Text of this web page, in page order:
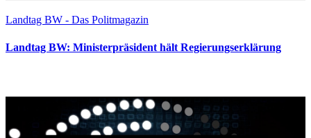
Landtag BW - Das Politmagazin
Landtag BW: Ministerpräsident hält Regierungserklärung